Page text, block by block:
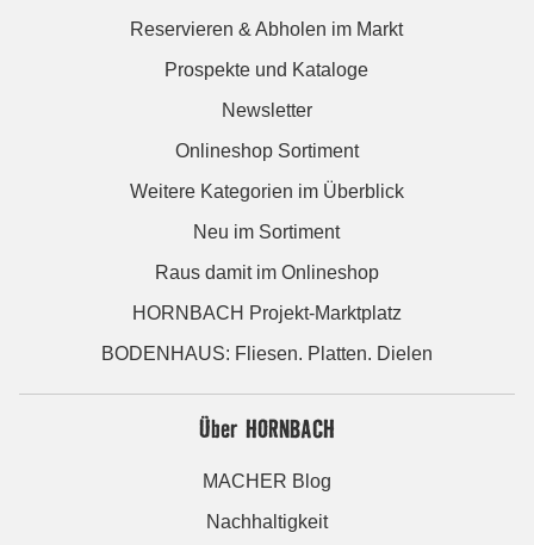
Reservieren & Abholen im Markt
Prospekte und Kataloge
Newsletter
Onlineshop Sortiment
Weitere Kategorien im Überblick
Neu im Sortiment
Raus damit im Onlineshop
HORNBACH Projekt-Marktplatz
BODENHAUS: Fliesen. Platten. Dielen
Über HORNBACH
MACHER Blog
Nachhaltigkeit